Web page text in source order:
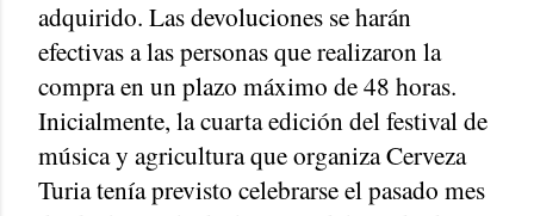
adquirido. Las devoluciones se harán
efectivas a las personas que realizaron la
compra en un plazo máximo de 48 horas.
Inicialmente, la cuarta edición del festival de
música y agricultura que organiza Cerveza
Turia tenía previsto celebrarse el pasado mes